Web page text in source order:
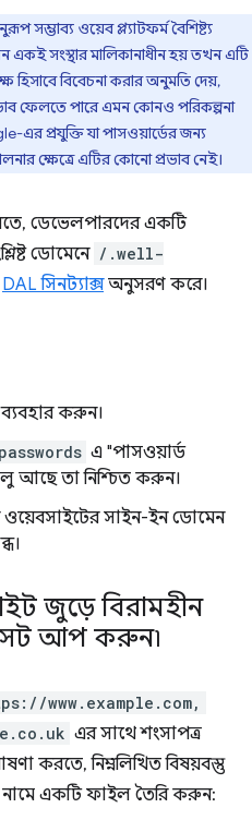
সম্ভাব্য ওয়েব প্ল্যাটফর্ম বৈশিষ্ট্য
একই সংস্থার মালিকানাধীন হয় তখন এটি
বিবেচনা করার অনুমতি দেয়,
ফেলতে পারে এমন কোনও পরিকল্পনা
এর প্রযুক্তি যা পাসওয়ার্ডের জন্য
ক্ষেত্রে এটির কোনো প্রভাব নেই।
ডেভেলপারদের একটি
ডোমেনে /.well-
DAL সিনট্যাক্সঅনুসরণ করে।
করুন।
এ "পাসওয়ার্ড
আছে তা নিশ্চিত করুন।
সাইন-ইন ডোমেন
জুড়ে বিরামহীন
সেট আপ করুন৷
www.example.com,
এর সাথে শংসাপত্র
করতে, নিম্নলিখিত বিষয়বস্তু
নামে একটি ফাইল তৈরি করুন: